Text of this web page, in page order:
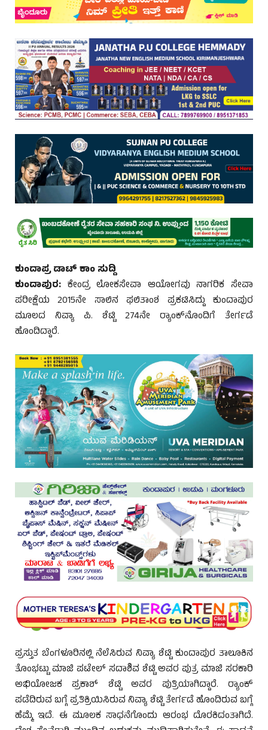
ಕುಂದಾಪ್ರ ಡಾಟ್ ಕಾಂ ಸುದ್ದಿ
ಕುಂದಾಪುರ: ಕೇಂದ್ರ ಲೋಕಸೇವಾ ಆಯೋಗವು ನಾಗರಿಕ ಸೇವಾ
ಪರೀಕ್ಷೆಯ 2015ನೇ ಸಾಲಿನ ಫಲಿತಾಂಶ ಪ್ರಕಟಿಸಿದ್ದು ಕುಂದಾಪುರ
ಮೂಲದ ನಿವ್ಯಾ ಪಿ. ಶೆಟ್ಟಿ 274ನೇ ರ‍್ಯಾಂಕ್‌ನೊಂದಿಗೆ ತೇರ್ಗಡೆ
ಹೊಂದಿದ್ದಾರೆ.
ಪ್ರಸ್ತುತ ಬೆಂಗಳೂರಿನಲ್ಲಿ ನೆಲೆಸಿರುವ ನಿವ್ಯಾ ಶೆಟ್ಟಿ ಕುಂದಾಪುರ ತಾಲೂಕಿನ
ತೊಂಭಟ್ಟು ಮಾಜಿ ಪಟೇಲ್ ಸದಾಶಿವ ಶೆಟ್ಟಿ ಅವರ ಪುತ್ರ ಮಾಜಿ ಸರಕಾರಿ
ಅಭಿಯೋಜಕ ಪ್ರಕಾಶ್ ಶೆಟ್ಟಿ ಅವರ ಪುತ್ರಿಯಾಗಿದ್ದಾರೆ. ರ‍್ಯಾಂಕ್
ಪಡೆದಿರುವ ಬಗ್ಗೆ ಪ್ರತಿಕ್ರಿಯಿಸಿರುವ ನಿವ್ಯಾ ಶೆಟ್ಟಿ ತೇರ್ಗಡೆ ಹೊಂದಿರುವ ಬಗ್ಗೆ
ಹೆಮ್ಮೆ ಇದೆ. ಈ ಮೂಲಕ ಸಾಧನೆಗೊಂದು ಆರಂಭ ದೊರಕಿದಂತಾಗಿದೆ.